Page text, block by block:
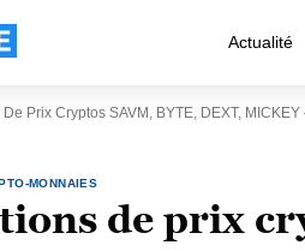
Actualité
Prix Cryptos SAVM, BYTE, DEXT,
MONNAIES
de prix